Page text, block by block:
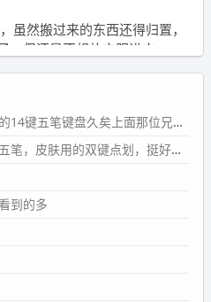
虽然搬过来的东西还得归置，
但还是不想放衣服进去。
理一次？？碎雨集_沉冰浮水_
tag/%E7%A2%8E%E9%9
我也是触宝以后苦于没有趁手的14键五笔键盘久矣上面那位兄台用的百度双键点划布局我也用过很久，那个皮肤做得很粗糙，个别键位的触发区域是错位的，快速打字时很容易出错，修改它的皮肤文件校正后勉强能用，但早年出的皮肤分辨率太低，实在谈不上美观。百度小米定制版的商店里有一个"小黑板"皮肤还不错(百度官方输入法商店里没有)，但那个风格我不喜欢这两天找到了一个叫"森林集"的公众号，开发了海量的皮肤，很多都有14键版本，付费但很便宜，几块钱，终于有自己满意的输入法了搜了一下，这个工作室还是百度的官方合作伙伴，不知道为什么14键作品都不在官方商店上架，难道是百度官方在刻意放弃14键？
我电脑小狼毫，安卓手机百度五笔，皮肤用的双键点划，挺好的。
到的多